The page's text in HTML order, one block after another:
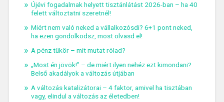
Újévi fogadalmak helyett tisztánlátást 2026-ban – ha 40
felett változtatni szeretnél!
Miért nem való neked a vállalkozósdi? 6+1 pont neked,
ha ezen gondolkodsz, most olvasd el!
A pénz tükör – mit mutat rólad?
„Most én jövök!” – de miért ilyen nehéz ezt kimondani?
Belső akadályok a változás útjában
A változás katalizátorai – 4 faktor, amivel ha tisztában
vagy, elindul a változás az életedben!